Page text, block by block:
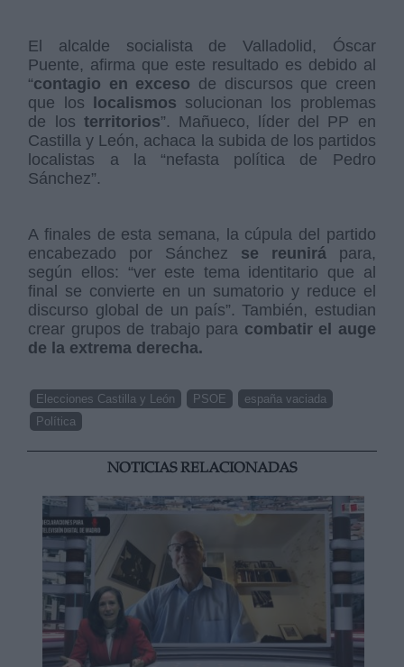
El alcalde socialista de Valladolid, Óscar
Puente, afirma que este resultado es debido al
“contagio en exceso de discursos que creen
que los localismos solucionan los problemas
de los territorios”. Mañueco, líder del PP en
Castilla y León, achaca la subida de los partidos
localistas a la “nefasta política de Pedro
Sánchez”.
A finales de esta semana, la cúpula del partido
encabezado por Sánchez se reunirápara,
según ellos: “ver este tema identitario que al
final se convierte en un sumatorio y reduce el
discurso global de un país”. También, estudian
crear grupos de trabajo para combatir el auge
de la extrema derecha.
Elecciones Castilla y León PSOE
españa vaciada
Política
NOTICIAS RELACIONADAS